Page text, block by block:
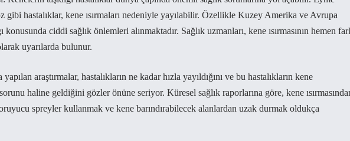
gibi hastalıklar, kene ısırmaları nedeniyle yayılabilir. Özellikle Kuzey Amerika ve Avrupa
konusunda ciddi sağlık önlemleri alınmaktadır. Sağlık uzmanları, kene ısırmasının hemen
uyarılarda bulunur.
araştırmalar, hastalıkların ne kadar hızla yayıldığını ve bu hastalıkların kene
haline geldiğini gözler önüne seriyor. Küresel sağlık raporlarına göre, kene
spreyler kullanmak ve kene barındırabilecek alanlardan uzak durmak oldukça